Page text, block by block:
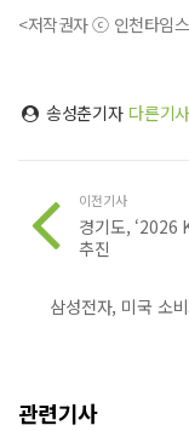
<저작권자 ⓒ 인천타임
송성춘기자 다른기
이전기사
경기도, ‘2026
추진
삼성전자, 미국 소
관련기사